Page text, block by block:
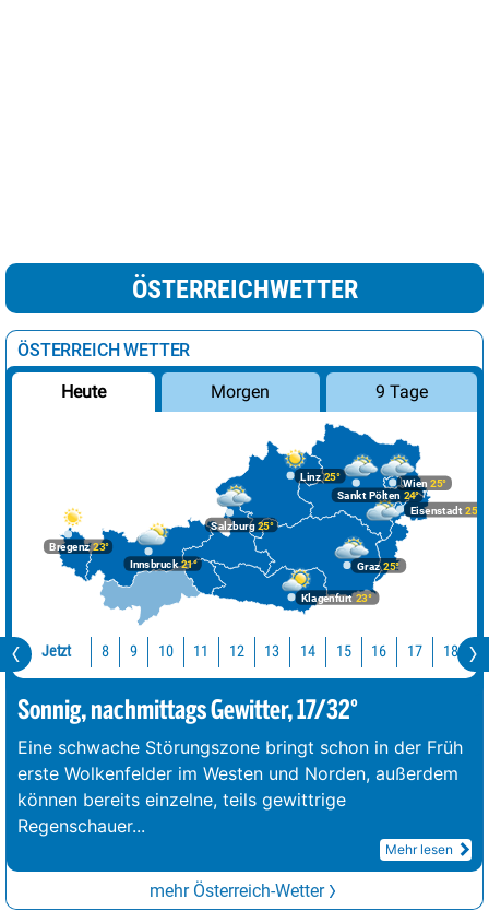
ÖSTERREICHWETTER
ÖSTERREICH WETTER
Heute Morgen 9 Tage
Bregenz23°
Graz25°
Innsbruck21°
Klagenfurt 23°
Linz25°
Salzburg25°
Wien 25°
Eisenstadt 25°
Sankt Pölten 24°
Jetzt 8 9 10 11 12 13 14 15 16 17 18
Sonnig, nachmittags Gewitter, 17/32°
Eine schwache Störungszone bringt schon in der Früh
erste Wolkenfelder im Westen und Norden, außerdem
können bereits einzelne, teils gewittrige
Regenschauer...
Mehr lesen
mehr Österreich-Wetter